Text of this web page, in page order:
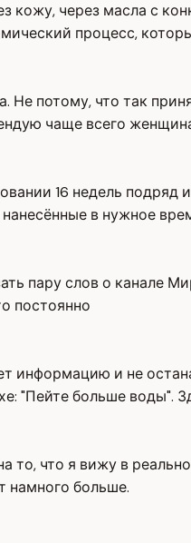
кожу, через масла с
процесс,
Не потому, что так
чаще всего
16 недель
в нужное
пару слов о канале
постоянно
информацию и не
"Пейте больше
что я вижу в
намного больше.